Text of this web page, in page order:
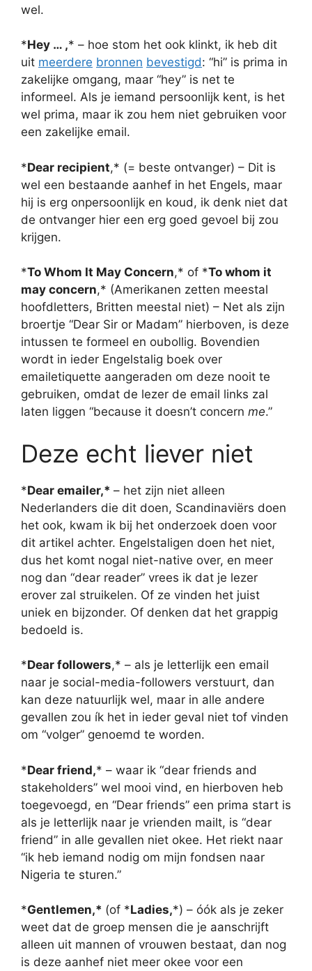
wel.
*Hey … ,* – hoe stom het ook klinkt, ik heb dit
uit meerdere bronnen bevestigd: “hi” is prima in
zakelijke omgang, maar “hey” is net te
informeel. Als je iemand persoonlijk kent, is het
wel prima, maar ik zou hem niet gebruiken voor
een zakelijke email.
*Dear recipient,* (= beste ontvanger) – Dit is
wel een bestaande aanhef in het Engels, maar
hij is erg onpersoonlijk en koud, ik denk niet dat
de ontvanger hier een erg goed gevoel bij zou
krijgen.
*To Whom It May Concern,* of *To whom it
may concern,* (Amerikanen zetten meestal
hoofdletters, Britten meestal niet) – Net als zijn
broertje “Dear Sir or Madam” hierboven, is deze
intussen te formeel en oubollig. Bovendien
wordt in ieder Engelstalig boek over
emailetiquette aangeraden om deze nooit te
gebruiken, omdat de lezer de email links zal
laten liggen “because it doesn’t concern me.”
Deze echt liever niet
*Dear emailer,* – het zijn niet alleen
Nederlanders die dit doen, Scandinaviërs doen
het ook, kwam ik bij het onderzoek doen voor
dit artikel achter. Engelstaligen doen het niet,
dus het komt nogal niet-native over, en meer
nog dan “dear reader” vrees ik dat je lezer
erover zal struikelen. Of ze vinden het juist
uniek en bijzonder. Of denken dat het grappig
bedoeld is.
*Dear followers,* – als je letterlijk een email
naar je social-media-followers verstuurt, dan
kan deze natuurlijk wel, maar in alle andere
gevallen zou ík het in ieder geval niet tof vinden
om “volger” genoemd te worden.
*Dear friend,* – waar ik “dear friends and
stakeholders” wel mooi vind, en hierboven heb
toegevoegd, en “Dear friends” een prima start is
als je letterlijk naar je vrienden mailt, is “dear
friend” in alle gevallen niet okee. Het riekt naar
“ik heb iemand nodig om mijn fondsen naar
Nigeria te sturen.”
*Gentlemen,* (of *Ladies,*) – óók als je zeker
weet dat de groep mensen die je aanschrijft
alleen uit mannen of vrouwen bestaat, dan nog
is deze aanhef niet meer okee voor een